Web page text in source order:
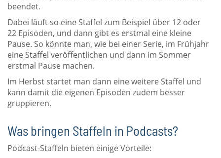
beendet.
Dabei läuft so eine Staffel zum Beispiel über 12 oder
22 Episoden, und dann gibt es erstmal eine kleine
Pause. So könnte man, wie bei einer Serie, im Frühjahr
eine Staffel veröffentlichen und dann im Sommer
erstmal Pause machen.
Im Herbst startet man dann eine weitere Staffel und
kann damit die eigenen Episoden zudem besser
gruppieren.
Was bringen Staffeln in Podcasts?
Podcast-Staffeln bieten einige Vorteile: